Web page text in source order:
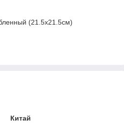
(21.5х21.5см)
Китай